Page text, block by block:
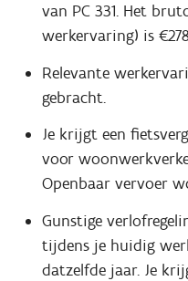
van PC 331. Het
werkervaring) is
Relevante
gebracht.
Je krijgt een
voor
Openbaar vervoer
Gunstige
tijdens je huidig
datzelfde jaar. Je